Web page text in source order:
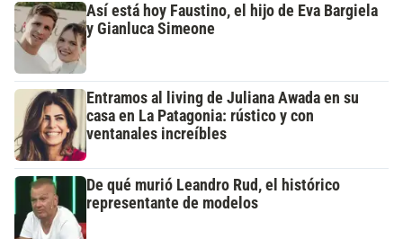
Así está hoy Faustino, el hijo de Eva Bargiela
y Gianluca Simeone
Entramos al living de Juliana Awada en su
casa en La Patagonia: rústico y con
ventanales increíbles
De qué murió Leandro Rud, el histórico
representante de modelos